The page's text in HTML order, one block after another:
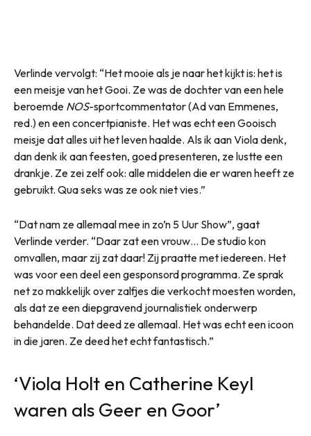
Verlinde vervolgt: “Het mooie als je naar het kijkt is: het is
een meisje van het Gooi. Ze was de dochter van een hele
beroemde NOS-sportcommentator (Ad van Emmenes,
red.) en een concertpianiste. Het was echt een Gooisch
meisje dat alles uit het leven haalde. Als ik aan Viola denk,
dan denk ik aan feesten, goed presenteren, ze lustte een
drankje. Ze zei zelf ook: alle middelen die er waren heeft ze
gebruikt. Qua seks was ze ook niet vies.”
“Dat nam ze allemaal mee in zo’n 5 Uur Show”, gaat
Verlinde verder. “Daar zat een vrouw… De studio kon
omvallen, maar zij zat daar! Zij praatte met iedereen. Het
was voor een deel een gesponsord programma. Ze sprak
net zo makkelijk over zalfjes die verkocht moesten worden,
als dat ze een diepgravend journalistiek onderwerp
behandelde. Dat deed ze allemaal. Het was echt een icoon
in die jaren. Ze deed het echt fantastisch.”
‘Viola Holt en Catherine Keyl
waren als Geer en Goor’